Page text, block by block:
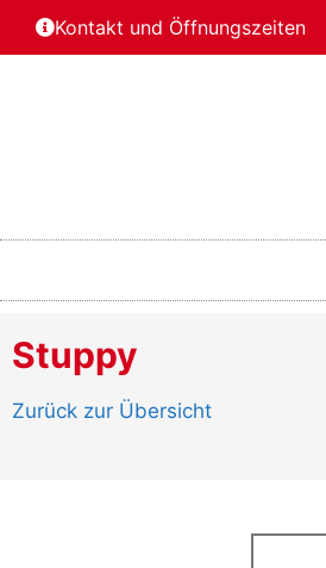
Kontakt und Öffnungszeiten
Stuppy
Zurück zur Übersicht